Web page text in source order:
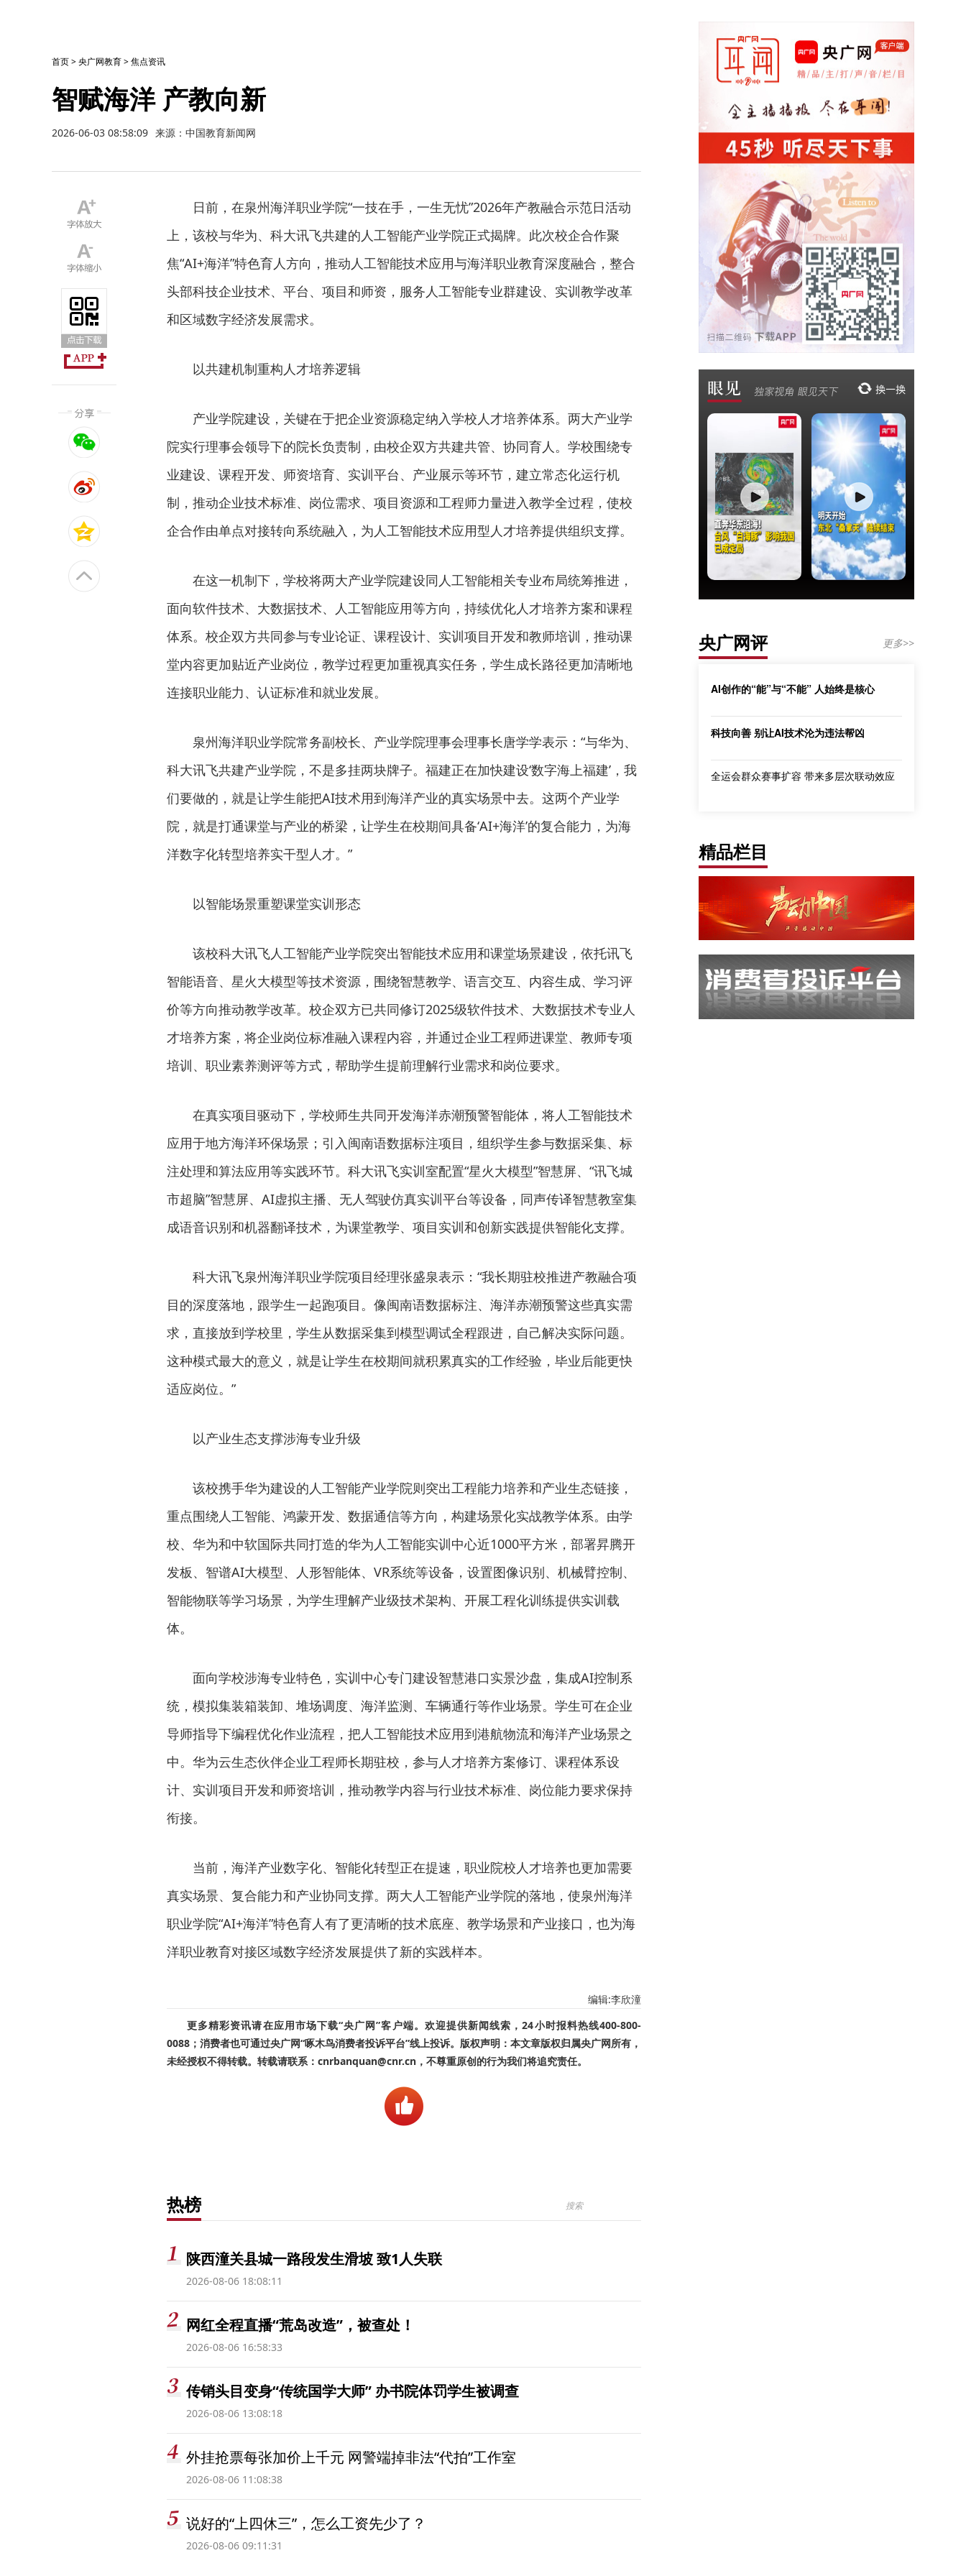
首页>央广网教育>焦点资讯
智赋海洋 产教向新
2026-06-03 08:58:09 来源：中国教育新闻网
日前，在泉州海洋职业学院“一技在手，一生无忧”2026年产教融合示范日活动
上，该校与华为、科大讯飞共建的人工智能产业学院正式揭牌。此次校企合作聚
焦“AI+海洋”特色育人方向，推动人工智能技术应用与海洋职业教育深度融合，整合
头部科技企业技术、平台、项目和师资，服务人工智能专业群建设、实训教学改革
和区域数字经济发展需求。
以共建机制重构人才培养逻辑
产业学院建设，关键在于把企业资源稳定纳入学校人才培养体系。两大产业学
院实行理事会领导下的院长负责制，由校企双方共建共管、协同育人。学校围绕专
业建设、课程开发、师资培育、实训平台、产业展示等环节，建立常态化运行机
制，推动企业技术标准、岗位需求、项目资源和工程师力量进入教学全过程，使校
企合作由单点对接转向系统融入，为人工智能技术应用型人才培养提供组织支撑。
在这一机制下，学校将两大产业学院建设同人工智能相关专业布局统筹推进，
面向软件技术、大数据技术、人工智能应用等方向，持续优化人才培养方案和课程
体系。校企双方共同参与专业论证、课程设计、实训项目开发和教师培训，推动课
堂内容更加贴近产业岗位，教学过程更加重视真实任务，学生成长路径更加清晰地
连接职业能力、认证标准和就业发展。
泉州海洋职业学院常务副校长、产业学院理事会理事长唐学学表示：“与华为、
科大讯飞共建产业学院，不是多挂两块牌子。福建正在加快建设‘数字海上福建’，我
们要做的，就是让学生能把AI技术用到海洋产业的真实场景中去。这两个产业学
院，就是打通课堂与产业的桥梁，让学生在校期间具备‘AI+海洋’的复合能力，为海
洋数字化转型培养实干型人才。”
以智能场景重塑课堂实训形态
该校科大讯飞人工智能产业学院突出智能技术应用和课堂场景建设，依托讯飞
智能语音、星火大模型等技术资源，围绕智慧教学、语言交互、内容生成、学习评
价等方向推动教学改革。校企双方已共同修订2025级软件技术、大数据技术专业人
才培养方案，将企业岗位标准融入课程内容，并通过企业工程师进课堂、教师专项
培训、职业素养测评等方式，帮助学生提前理解行业需求和岗位要求。
在真实项目驱动下，学校师生共同开发海洋赤潮预警智能体，将人工智能技术
应用于地方海洋环保场景；引入闽南语数据标注项目，组织学生参与数据采集、标
注处理和算法应用等实践环节。科大讯飞实训室配置“星火大模型”智慧屏、“讯飞城
市超脑”智慧屏、AI虚拟主播、无人驾驶仿真实训平台等设备，同声传译智慧教室集
成语音识别和机器翻译技术，为课堂教学、项目实训和创新实践提供智能化支撑。
科大讯飞泉州海洋职业学院项目经理张盛泉表示：“我长期驻校推进产教融合项
目的深度落地，跟学生一起跑项目。像闽南语数据标注、海洋赤潮预警这些真实需
求，直接放到学校里，学生从数据采集到模型调试全程跟进，自己解决实际问题。
这种模式最大的意义，就是让学生在校期间就积累真实的工作经验，毕业后能更快
适应岗位。”
以产业生态支撑涉海专业升级
该校携手华为建设的人工智能产业学院则突出工程能力培养和产业生态链接，
重点围绕人工智能、鸿蒙开发、数据通信等方向，构建场景化实战教学体系。由学
校、华为和中软国际共同打造的华为人工智能实训中心近1000平方米，部署昇腾开
发板、智谱AI大模型、人形智能体、VR系统等设备，设置图像识别、机械臂控制、
智能物联等学习场景，为学生理解产业级技术架构、开展工程化训练提供实训载
体。
面向学校涉海专业特色，实训中心专门建设智慧港口实景沙盘，集成AI控制系
统，模拟集装箱装卸、堆场调度、海洋监测、车辆通行等作业场景。学生可在企业
导师指导下编程优化作业流程，把人工智能技术应用到港航物流和海洋产业场景之
中。华为云生态伙伴企业工程师长期驻校，参与人才培养方案修订、课程体系设
计、实训项目开发和师资培训，推动教学内容与行业技术标准、岗位能力要求保持
衔接。
当前，海洋产业数字化、智能化转型正在提速，职业院校人才培养也更加需要
真实场景、复合能力和产业协同支撑。两大人工智能产业学院的落地，使泉州海洋
职业学院“AI+海洋”特色育人有了更清晰的技术底座、教学场景和产业接口，也为海
洋职业教育对接区域数字经济发展提供了新的实践样本。
编辑:李欣潼
更多精彩资讯请在应用市场下载“央广网”客户端。欢迎提供新闻线索，24小时报料热线400-800-
0088；消费者也可通过央广网“啄木鸟消费者投诉平台”线上投诉。版权声明：本文章版权归属央广网所有，
未经授权不得转载。转载请联系：cnrbanquan@cnr.cn，不尊重原创的行为我们将追究责任。
热榜
陕西潼关县城一路段发生滑坡 致1人失联
2026-08-06 18:08:11
网红全程直播“荒岛改造”，被查处！
2026-08-06 16:58:33
传销头目变身“传统国学大师” 办书院体罚学生被调查
2026-08-06 13:08:18
外挂抢票每张加价上千元 网警端掉非法“代拍”工作室
2026-08-06 11:08:38
说好的“上四休三”，怎么工资先少了？
2026-08-06 09:11:31
央广网评 更多>>
AI创作的“能”与“不能” 人始终是核心
科技向善 别让AI技术沦为违法帮凶
全运会群众赛事扩容 带来多层次联动效应
精品栏目